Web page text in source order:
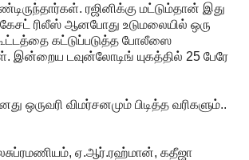
ரஜினிக்கு மட்டும்தான் இது
ரிலீஸ் ஆனபோது உடுமலையில் ஒரு
கட்டுப்படுத்த போலீஸை
இன்றைய டவுன்லோடிங் யுகத்தில் 25 பேரே
ஒருவரி விமர்சனமும் பிடித்த வரிகளும்..
ஏ.ஆர்.ரஹ்மான், கதீஜா